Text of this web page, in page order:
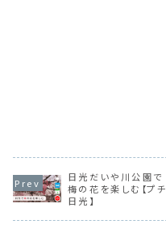
日光だいや川公園で
梅の花を楽しむ【プチ
日光】